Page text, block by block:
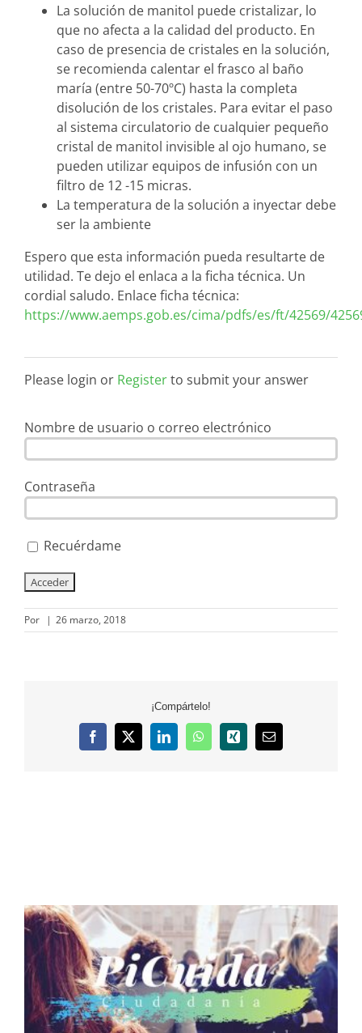
La solución de manitol puede cristalizar, lo
que no afecta a la calidad del producto. En
caso de presencia de cristales en la solución,
se recomienda calentar el frasco al baño
maría (entre 50-70ºC) hasta la completa
disolución de los cristales. Para evitar el paso
al sistema circulatorio de cualquier pequeño
cristal de manitol invisible al ojo humano, se
pueden utilizar equipos de infusión con un
filtro de 12 -15 micras.
La temperatura de la solución a inyectar debe
ser la ambiente
Espero que esta información pueda resultarte de
utilidad. Te dejo el enlaca a la ficha técnica. Un
cordial saludo. Enlace ficha técnica:
https://www.aemps.gob.es/cima/pdfs/es/ft/42569/
Please login or Registerto submit your answer
Nombre de usuario o correo electrónico
Contraseña
Recuérdame
Por | 26 marzo, 2018
¡Compártelo!
Facebook
X LinkedInWhatsApp
Xing
Correo
electrónico